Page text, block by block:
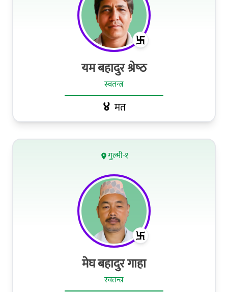
यम बहादुर श्रेष्‍ठ
स्वतन्त्र
४ मत
गुल्मी-१
मेघ बहादुर गाहा
स्वतन्त्र